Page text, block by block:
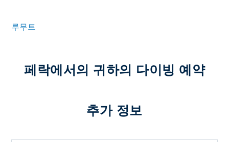
루무트
페락에서의 귀하의 다이빙 예약
추가 정보